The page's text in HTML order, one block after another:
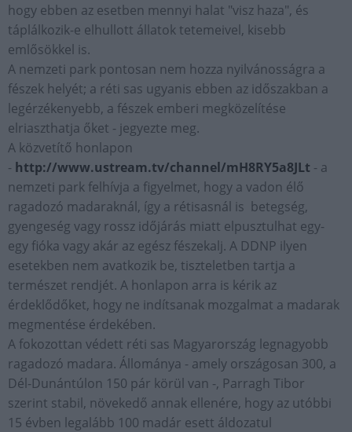
hogy ebben az esetben mennyi halat "visz haza", és
táplálkozik-e elhullott állatok tetemeivel, kisebb
emlősökkel is.
A nemzeti park pontosan nem hozza nyilvánosságra a
fészek helyét; a réti sas ugyanis ebben az időszakban a
legérzékenyebb, a fészek emberi megközelítése
elriaszthatja őket - jegyezte meg.
A közvetítő honlapon
- http://www.ustream.tv/channel/mH8RY5a8JLt - a
nemzeti park felhívja a figyelmet, hogy a vadon élő
ragadozó madaraknál, így a rétisasnál is betegség,
gyengeség vagy rossz időjárás miatt elpusztulhat egy-
egy fióka vagy akár az egész fészekalj. A DDNP ilyen
esetekben nem avatkozik be, tiszteletben tartja a
természet rendjét. A honlapon arra is kérik az
érdeklődőket, hogy ne indítsanak mozgalmat a madarak
megmentése érdekében.
A fokozottan védett réti sas Magyarország legnagyobb
ragadozó madara. Állománya - amely országosan 300, a
Dél-Dunántúlon 150 pár körül van -, Parragh Tibor
szerint stabil, növekedő annak ellenére, hogy az utóbbi
15 évben legalább 100 madár esett áldozatul